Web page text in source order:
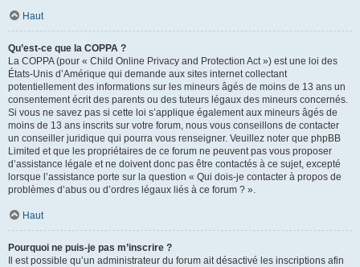
Haut
Qu’est-ce que la COPPA ?
La COPPA (pour « Child Online Privacy and Protection Act ») est une loi des
États-Unis d’Amérique qui demande aux sites internet collectant
potentiellement des informations sur les mineurs âgés de moins de 13 ans un
consentement écrit des parents ou des tuteurs légaux des mineurs concernés.
Si vous ne savez pas si cette loi s’applique également aux mineurs âgés de
moins de 13 ans inscrits sur votre forum, nous vous conseillons de contacter
un conseiller juridique qui pourra vous renseigner. Veuillez noter que phpBB
Limited et que les propriétaires de ce forum ne peuvent pas vous proposer
d’assistance légale et ne doivent donc pas être contactés à ce sujet, excepté
lorsque l’assistance porte sur la question « Qui dois-je contacter à propos de
problèmes d’abus ou d’ordres légaux liés à ce forum ? ».
Haut
Pourquoi ne puis-je pas m’inscrire ?
Il est possible qu’un administrateur du forum ait désactivé les inscriptions afin